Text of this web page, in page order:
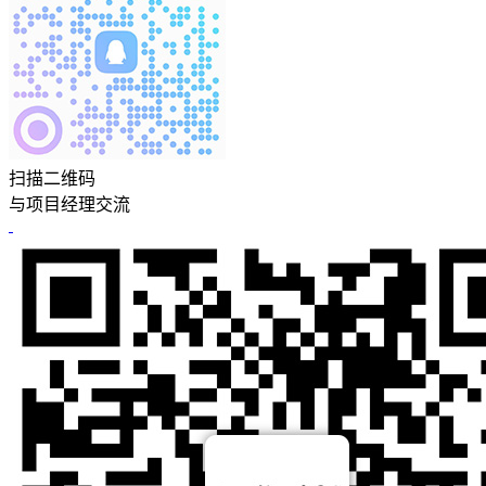
扫描二维码
与项目经理交流